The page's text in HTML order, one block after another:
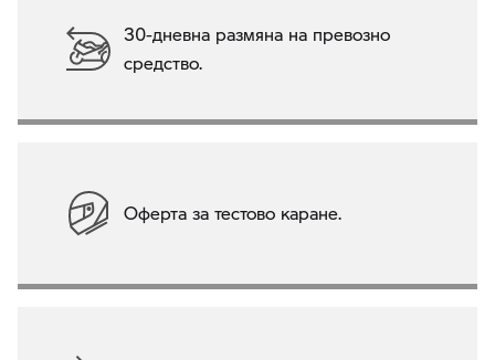
30-дневна размяна на превозно
средство.
Оферта за тестово каране.